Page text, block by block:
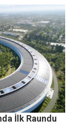
İlk Raundu